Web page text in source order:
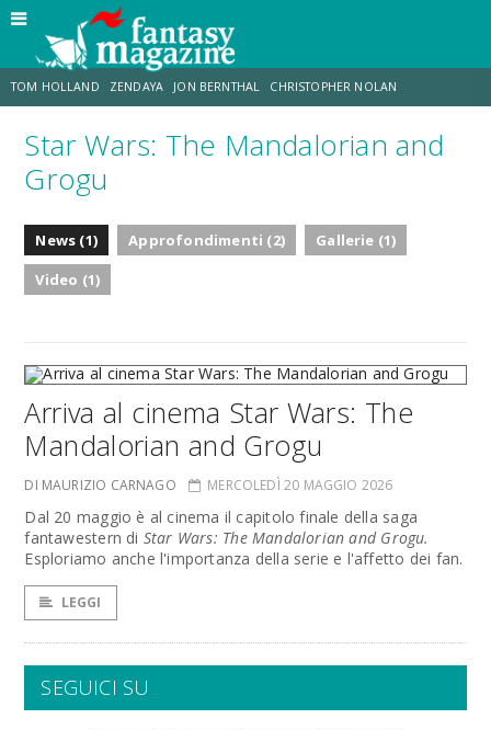
TOM HOLLAND ZENDAYA JON BERNTHAL CHRISTOPHER NOLAN
STRANIMONDI LUCCA COMICS & GAMES ODISSEA CHRIS MCKENNA
DESTIN DANIEL CRETTON ERIK SOMMERS
Star Wars: The Mandalorian and
Grogu
News (1) Approfondimenti (2)
Gallerie (1)
Video (1)
Arriva al cinema Star Wars: The
Mandalorian and Grogu
DI MAURIZIO CARNAGO MERCOLEDÌ 20 MAGGIO 2026
Dal 20 maggio è al cinema il capitolo finale della saga
fantawestern di Star Wars: The Mandalorian and Grogu.
Esploriamo anche l'importanza della serie e l'affetto dei fan.
LEGGI
SEGUICI SU